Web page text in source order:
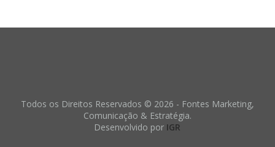
Todos os Direitos Reservados © 2026 - Fontes Marketing,
Comunicação & Estratégia.
Desenvolvido por IGR